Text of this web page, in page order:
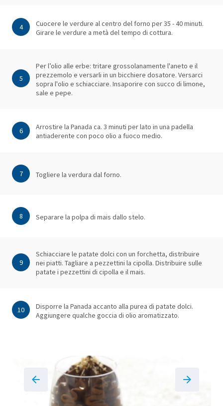
4
Cuocere le verdure al centro del forno per 35 - 40 minuti.
Girare le verdure a metà del tempo di cottura.
5
Per l’olio alle erbe: tritare grossolanamente l'aneto e il
prezzemolo e versarli in un bicchiere dosatore. Versarci
sopra l'olio e schiacciare. Insaporire con succo di limone,
sale e pepe.
6
Arrostire la Panada ca. 3 minuti per lato in una padella
antiaderente con poco olio a fuoco medio.
7 Togliere la verdura dal forno.
8 Separare la polpa di mais dallo stelo.
9
Schiacciare le patate dolci con un forchetta, distribuire
nei piatti. Tagliare a pezzettini la cipolla. Distribuire sulle
patate i pezzettini di cipolla e il mais.
10
Disporre la Panada accanto alla purea di patate dolci.
Aggiungere qualche goccia di olio aromatizzato.